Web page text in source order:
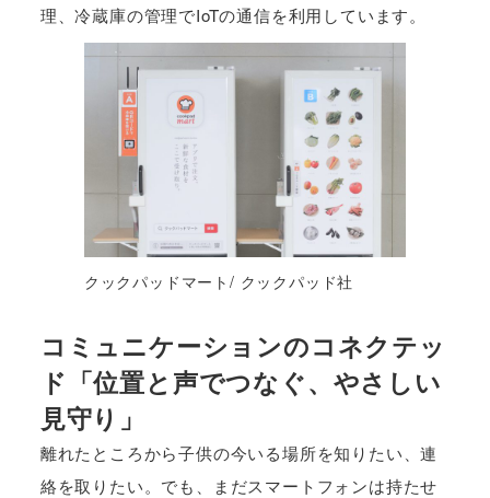
理、冷蔵庫の管理でIoTの通信を利用しています。
クックパッドマート/ クックパッド社
コミュニケーションのコネクテッ
ド「位置と声でつなぐ、やさしい
見守り」
離れたところから子供の今いる場所を知りたい、連
絡を取りたい。でも、まだスマートフォンは持たせ